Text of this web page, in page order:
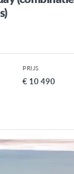
PRIJS
€ 10 490